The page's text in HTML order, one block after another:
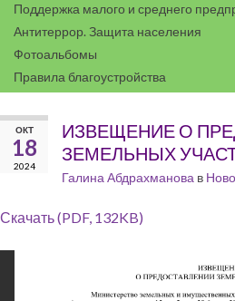
Поддержка малого и среднего
Антитеррор. Защита населения
Фотоальбомы
Правила благоустройства
ОКТ
18
2024
ИЗВЕЩЕНИЕ О
ЗЕМЕЛЬНЫХ
Галина Абдрахманова в
Скачать (PDF, 132KB)